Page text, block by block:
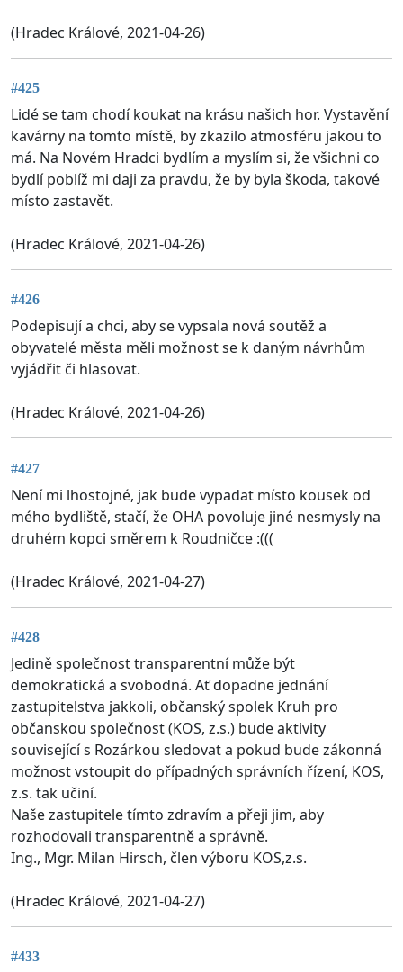
(Hradec Králové, 2021-04-26)
#425
Lidé se tam chodí koukat na krásu našich hor. Vystavění
kavárny na tomto místě, by zkazilo atmosféru jakou to
má. Na Novém Hradci bydlím a myslím si, že všichni co
bydlí poblíž mi daji za pravdu, že by byla škoda, takové
místo zastavět.
(Hradec Králové, 2021-04-26)
#426
Podepisují a chci, aby se vypsala nová soutěž a
obyvatelé města měli možnost se k daným návrhům
vyjádřit či hlasovat.
(Hradec Králové, 2021-04-26)
#427
Není mi lhostojné, jak bude vypadat místo kousek od
mého bydliště, stačí, že OHA povoluje jiné nesmysly na
druhém kopci směrem k Roudničce :(((
(Hradec Králové, 2021-04-27)
#428
Jedině společnost transparentní může být
demokratická a svobodná. Ať dopadne jednání
zastupitelstva jakkoli, občanský spolek Kruh pro
občanskou společnost (KOS, z.s.) bude aktivity
související s Rozárkou sledovat a pokud bude zákonná
možnost vstoupit do případných správních řízení, KOS,
z.s. tak učiní.
Naše zastupitele tímto zdravím a přeji jim, aby
rozhodovali transparentně a správně.
Ing., Mgr. Milan Hirsch, člen výboru KOS,z.s.
(Hradec Králové, 2021-04-27)
#433